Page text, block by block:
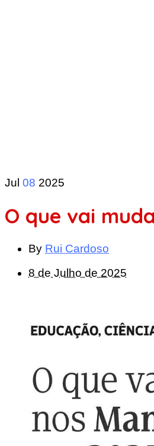
Jul 08 2025
O que vai
By Rui Cardoso
8 de Julho de 2025